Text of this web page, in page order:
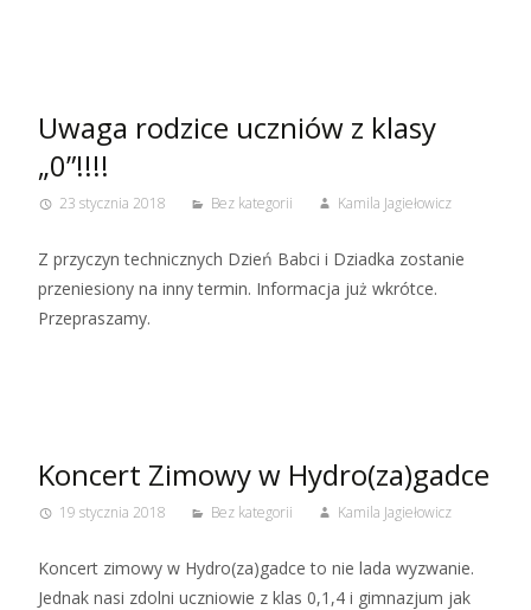
Uwaga rodzice uczniów z klasy
„0”!!!!
23 stycznia 2018 Bez kategorii Kamila Jagiełowicz
Z przyczyn technicznych Dzień Babci i Dziadka zostanie
przeniesiony na inny termin. Informacja już wkrótce.
Przepraszamy.
Koncert Zimowy w Hydro(za)gadce
19 stycznia 2018 Bez kategorii Kamila Jagiełowicz
Koncert zimowy w Hydro(za)gadce to nie lada wyzwanie.
Jednak nasi zdolni uczniowie z klas 0,1,4 i gimnazjum jak